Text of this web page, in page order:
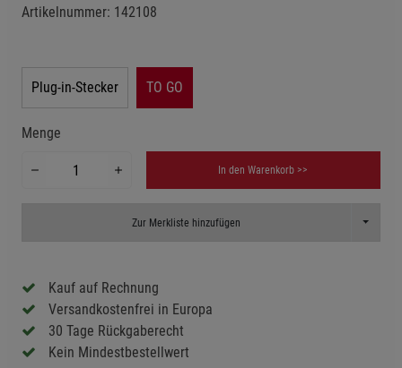
Artikelnummer: 142108
Plug-in-Stecker TO GO
Menge
In den Warenkorb >>
Zur Merkliste hinzufügen Toggle
Kauf auf Rechnung
Versandkostenfrei in Europa
30 Tage Rückgaberecht
Kein Mindestbestellwert